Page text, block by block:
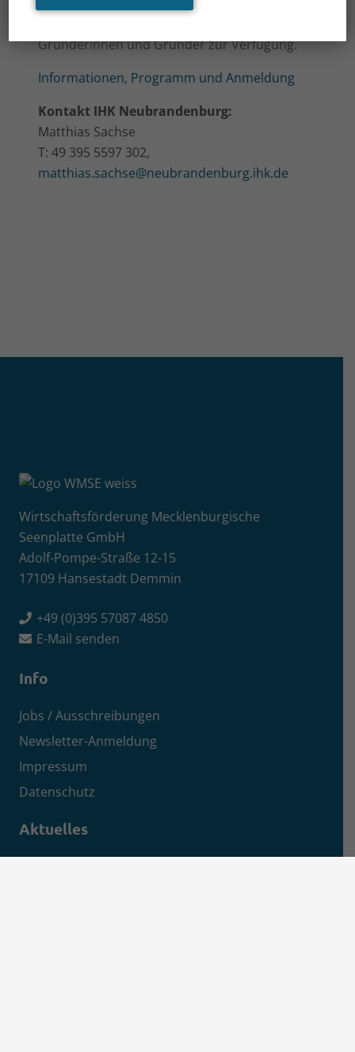
Gründerinnen und Gründer zur Verfügung.
Informationen, Programm und Anmeldung
Kontakt IHK Neubrandenburg:
Matthias Sachse
T: 49 395 5597 302,
matthias.sachse@neubrandenburg.ihk.de
Wirtschaftsförderung Mecklenburgische
Seenplatte GmbH
Adolf-Pompe-Straße 12-15
17109 Hansestadt Demmin
+49 (0)395 57087 4850
E-Mail senden
Info
Jobs / Ausschreibungen
Newsletter-Anmeldung
Impressum
Datenschutz
Aktuelles